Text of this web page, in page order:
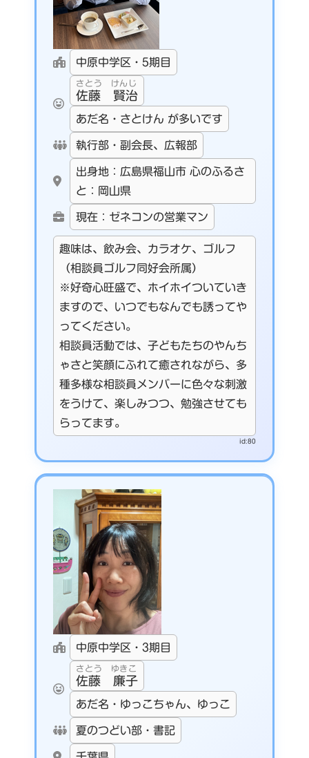
中原中学区・5期目
さとう けんじ
佐藤 賢治
あだ名・さとけん が多いです
執行部・副会長、広報部
出身地：広島県福山市 心のふるさ
と：岡山県
現在：ゼネコンの営業マン
趣味は、飲み会、カラオケ、ゴルフ
（相談員ゴルフ同好会所属）
※好奇心旺盛で、ホイホイついていき
ますので、いつでもなんでも誘ってや
ってください。
相談員活動では、子どもたちのやんち
ゃさと笑顔にふれて癒されながら、多
種多様な相談員メンバーに色々な刺激
をうけて、楽しみつつ、勉強させても
らってます。
id:80
中原中学区・3期目
さとう ゆきこ
佐藤 廉子
あだ名・ゆっこちゃん、ゆっこ
夏のつどい部・書記